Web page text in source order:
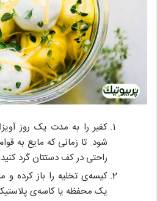
کفیر را به مدت یک روز
شود. تا زمانی که مایع به
راحتی در کف دستتان گرد
کیسه‌ی تخلیه را باز کرده و
یک محفظه یا کاسه‌ی